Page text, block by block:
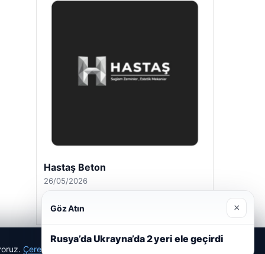
Hastaş Beton
26/05/2026
Çerez Politikamız
Göz Atın ×
Rusya’da Ukrayna’da 2 yeri ele geçirdi